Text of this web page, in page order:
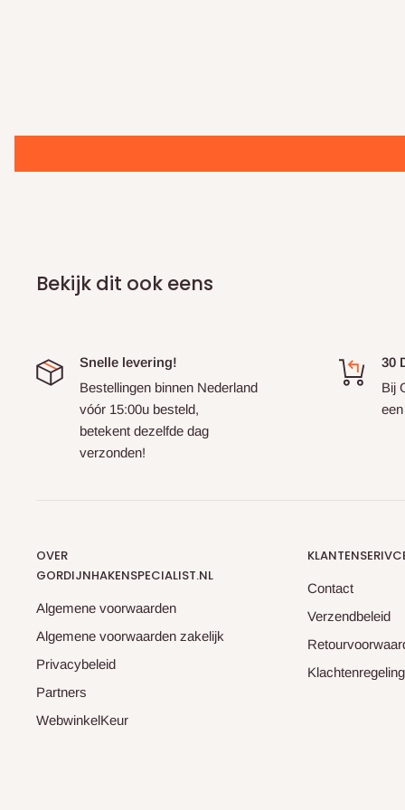
deskundige medewerkers kunnen je adviseren op basis
Bekijk dit ook eens
Snelle levering!
Bestellingen binnen Nederland
vóór 15:00u besteld,
betekent dezelfde dag
verzonden!
30
Bij
OVER
GORDIJNHAKENSPECIALIST.NL
Algemene voorwaarden
Algemene voorwaarden zakelijk
Privacybeleid
Partners
WebwinkelKeur
Contact
Verzendbeleid
Klachtenregeling